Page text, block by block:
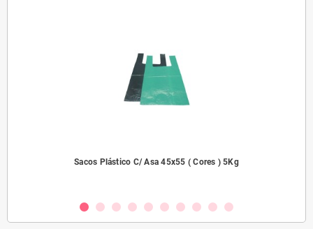
Sacos Plástico C/ Asa 45x55 ( Cores ) 5Kg